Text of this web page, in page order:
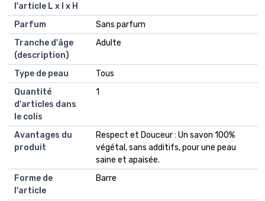
l'article L x l x H
Parfum
Sans parfum
Tranche d'âge
(description)
Adulte
Type de peau
Tous
Quantité
d'articles dans
le colis
1
Avantages du
produit
Respect et Douceur : Un savon 100%
végétal, sans additifs, pour une peau
saine et apaisée.
Forme de
l'article
Barre